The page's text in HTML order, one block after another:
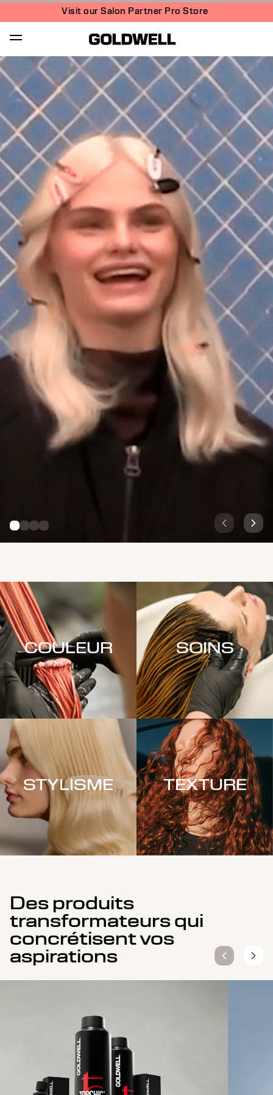
Visit our Salon Partner Pro Store
COULEUR SOINS
STYLISME TEXTURE
Des produits
transformateurs qui
concrétisent vos
aspirations